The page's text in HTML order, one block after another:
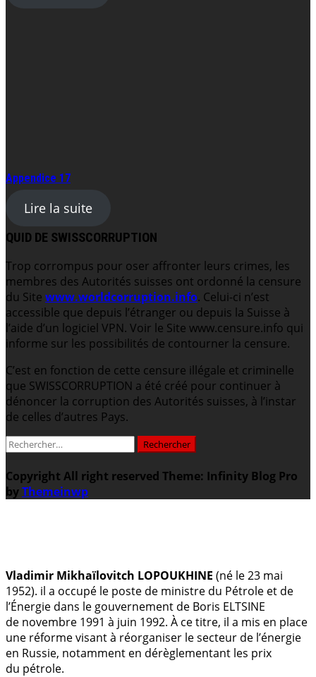
Appendice 17
Lire la suite
QUID DE SWISSCORRUPTION
Trop corrompus pour oser affronter leurs crimes, les
membres des Autorités suisses ont ordonné la censure
du Site www.worldcorruption.info. Celui-ci n’est
accessible que depuis l’étranger ou depuis la Suisse à
l’aide d’un logiciel VPN. Voir le Site www.censure.info qui
informe sur les possibilités de contourner la censure.
C’est en fonction de cette censure illégale et criminelle
que SWISSCORRUPTION a été créé pour continuer à
dénoncer la corruption des Autorités suisses, à l’instar
de celles d’autres Pays.
Rechercher :
Copyright All right reserved Theme: Infinity Blog Pro
byThemeinwp
Vladimir Mikhaïlovitch LOPOUKHINE (né le 23 mai
1952). il a occupé le poste de ministre du Pétrole et de
l’Énergie dans le gouvernement de Boris ELTSINE
de novembre 1991 à juin 1992. À ce titre, il a mis en place
une réforme visant à réorganiser le secteur de l’énergie
en Russie, notamment en dérèglementant les prix
du pétrole.